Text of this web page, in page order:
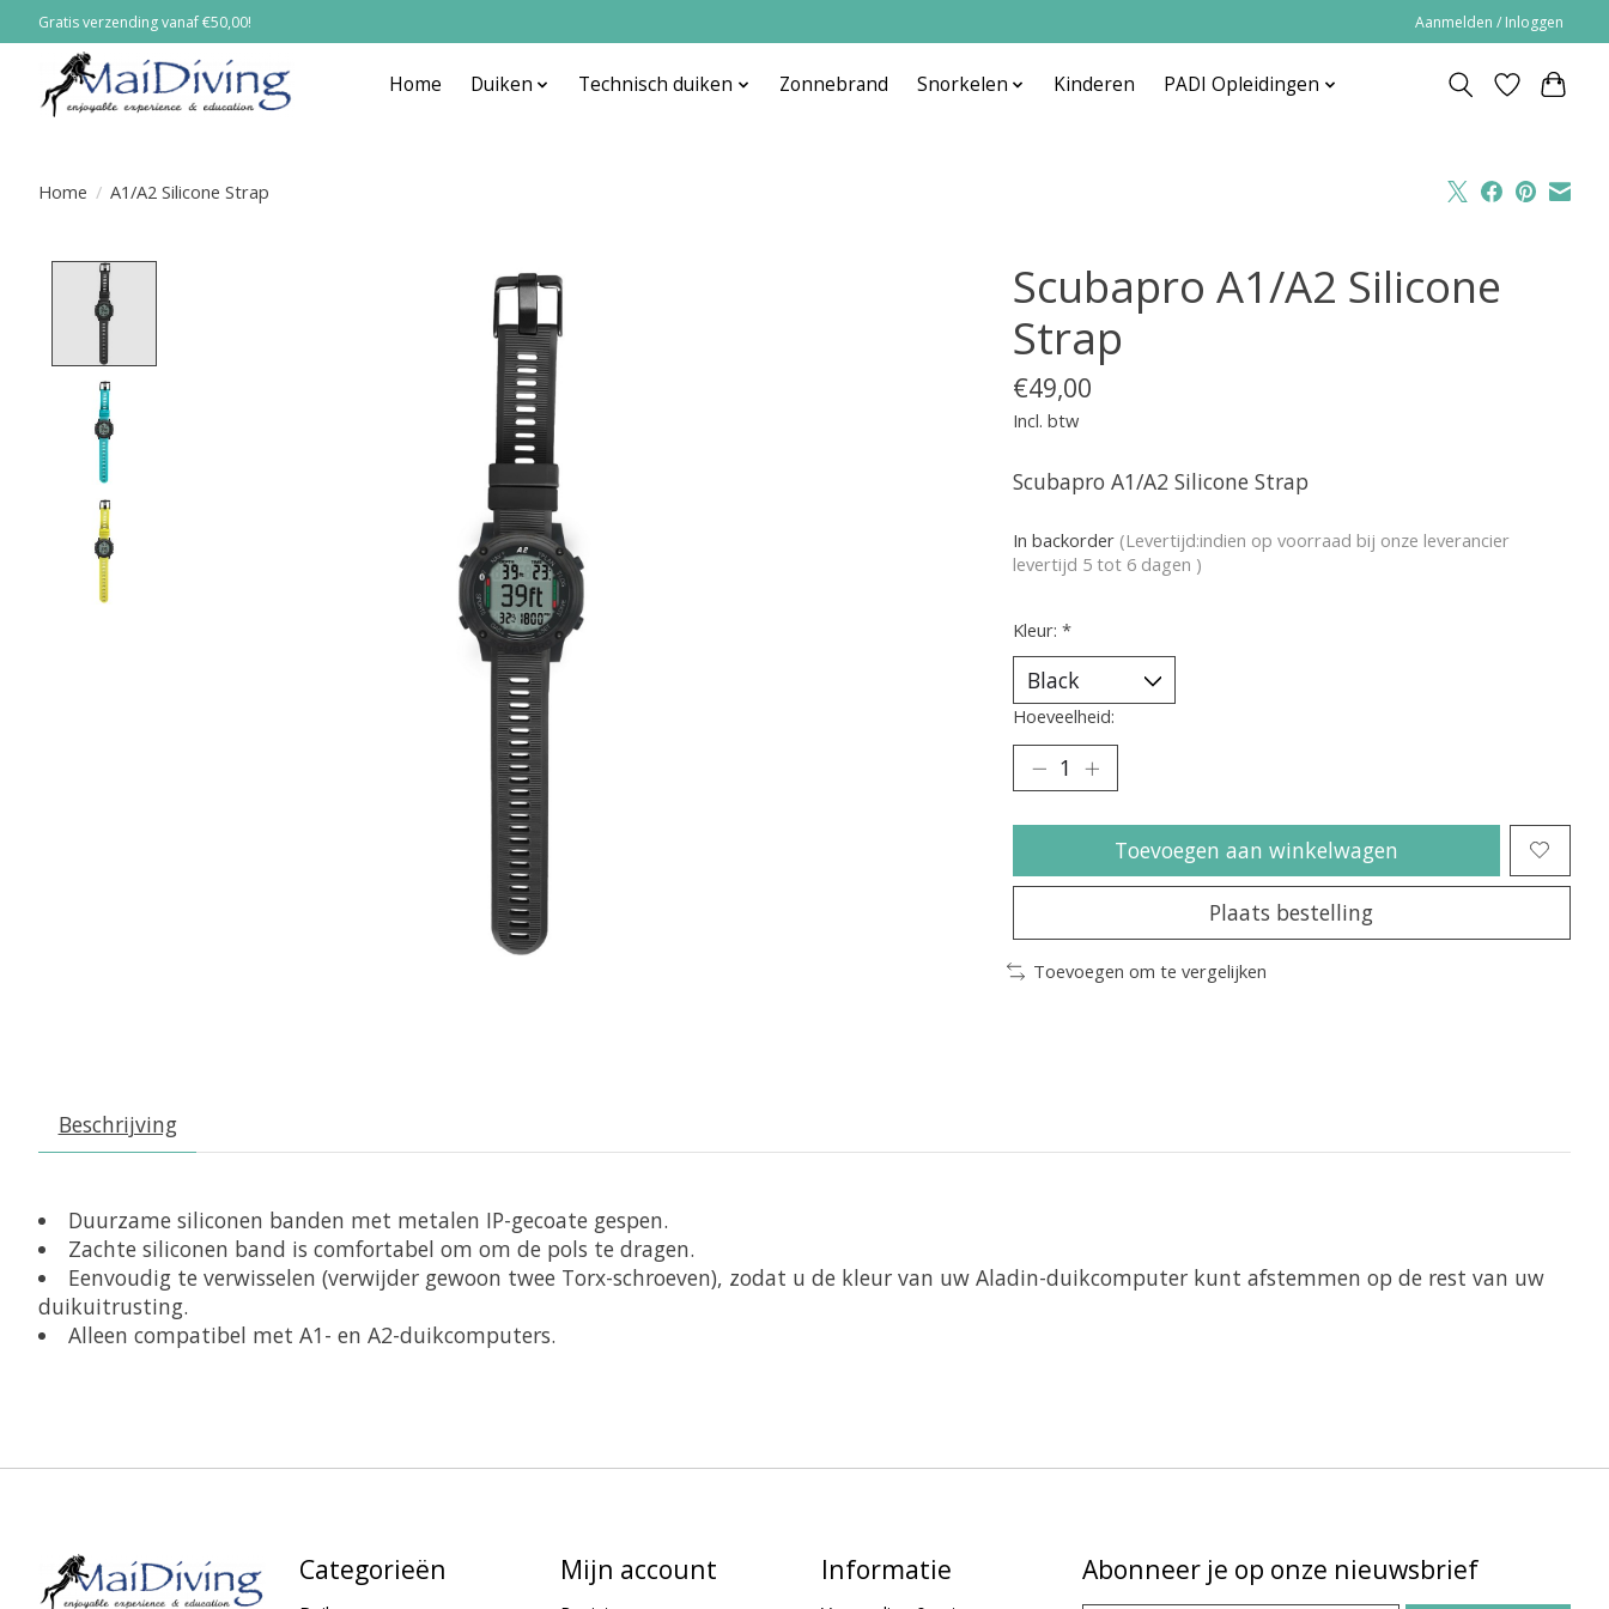
Gratis verzending vanaf €50,00! Aanmelden / Inloggen
Home Duiken Technisch duiken Zonnebrand Snorkelen Kinderen PADI Opleidingen
Home / A1/A2 Silicone Strap
Scubapro A1/A2 Silicone
Strap
€49,00
Incl. btw
Scubapro A1/A2 Silicone Strap
In backorder (Levertijd:indien op voorraad bij onze leverancier
levertijd 5 tot 6 dagen )
Kleur: *
Hoeveelheid:
Toevoegen aan winkelwagen
Plaats bestelling
Toevoegen om te vergelijken
Beschrijving
Duurzame siliconen banden met metalen IP-gecoate gespen.
Zachte siliconen band is comfortabel om om de pols te dragen.
Eenvoudig te verwisselen (verwijder gewoon twee Torx-schroeven), zodat u de kleur van uw Aladin-duikcomputer kunt afstemmen op de rest van uw
duikuitrusting.
Alleen compatibel met A1- en A2-duikcomputers.
Categorieën Mijn account Informatie Abonneer je op onze nieuwsbrief